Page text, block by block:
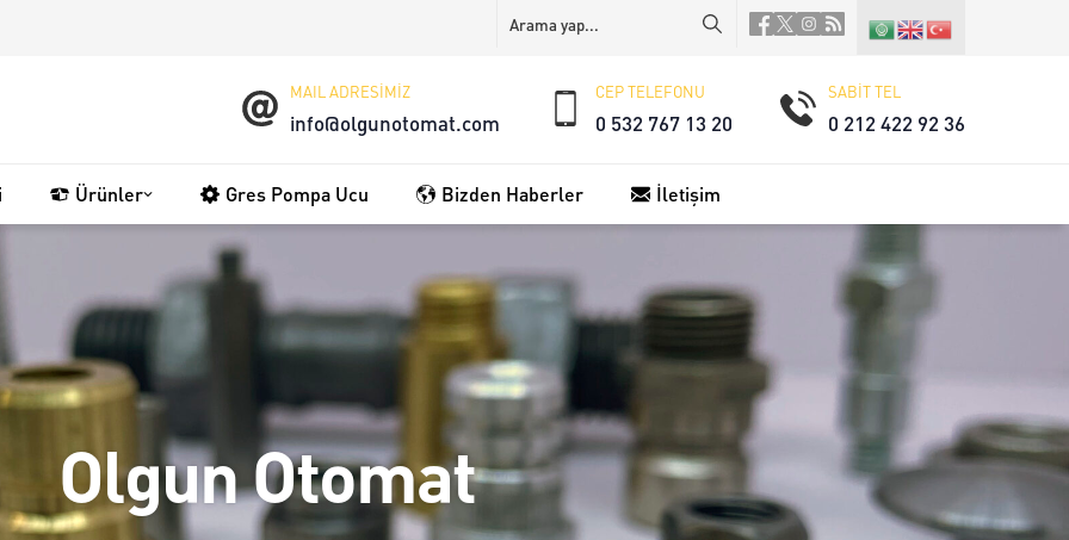
MAIL ADRESİMİZ
info@olgunotomat.com
CEP TELEFONU
0 532 767 13 20
SABİT TEL
0 212 422 92 36
Ürünler Gres Pompa Ucu Bizden Haberler İletişim
Olgun Otomat